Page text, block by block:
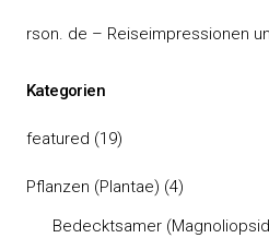
rson. de – Reiseimpressionen
Kategorien
featured (19)
Pflanzen (Plantae) (4)
Bedecktsamer